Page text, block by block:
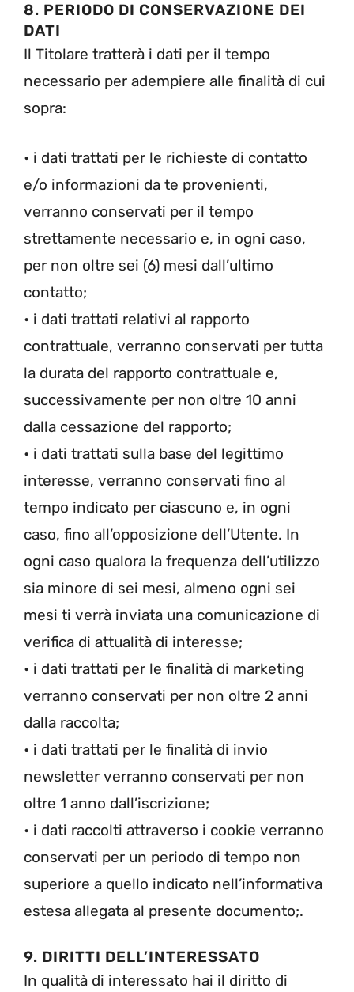
8. PERIODO DI CONSERVAZIONE DEI
DATI
Il Titolare tratterà i dati per il tempo
necessario per adempiere alle finalità di cui
sopra:
• i dati trattati per le richieste di contatto
e/o informazioni da te provenienti,
verranno conservati per il tempo
strettamente necessario e, in ogni caso,
per non oltre sei (6) mesi dall’ultimo
contatto;
• i dati trattati relativi al rapporto
contrattuale, verranno conservati per tutta
la durata del rapporto contrattuale e,
successivamente per non oltre 10 anni
dalla cessazione del rapporto;
• i dati trattati sulla base del legittimo
interesse, verranno conservati fino al
tempo indicato per ciascuno e, in ogni
caso, fino all’opposizione dell’Utente. In
ogni caso qualora la frequenza dell’utilizzo
sia minore di sei mesi, almeno ogni sei
mesi ti verrà inviata una comunicazione di
verifica di attualità di interesse;
• i dati trattati per le finalità di marketing
verranno conservati per non oltre 2 anni
dalla raccolta;
• i dati trattati per le finalità di invio
newsletter verranno conservati per non
oltre 1 anno dall’iscrizione;
• i dati raccolti attraverso i cookie verranno
conservati per un periodo di tempo non
superiore a quello indicato nell’informativa
estesa allegata al presente documento;.
9. DIRITTI DELL’INTERESSATO
In qualità di interessato hai il diritto di